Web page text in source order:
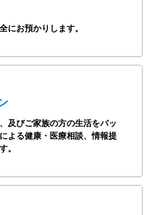
にお預かりします。
及びご家族の方の生活をバッ
よる健康・医療相談、情報提
。